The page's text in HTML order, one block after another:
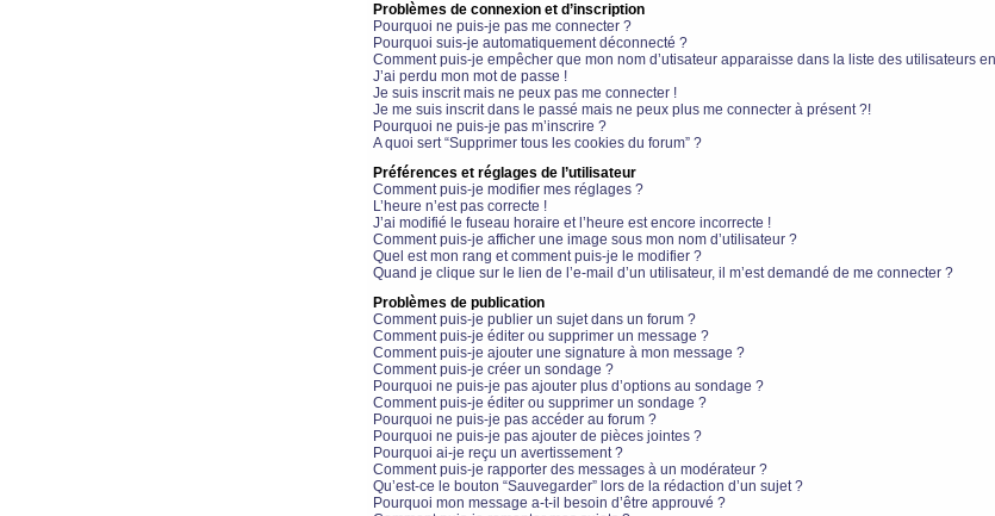
Problèmes de connexion et d’inscription
Pourquoi ne puis-je pas me connecter ?
Pourquoi suis-je automatiquement déconnecté ?
Comment puis-je empêcher que mon nom d’utisateur apparaisse dans la liste des utilisateurs
J’ai perdu mon mot de passe !
Je suis inscrit mais ne peux pas me connecter !
Je me suis inscrit dans le passé mais ne peux plus me connecter à présent ?!
Pourquoi ne puis-je pas m’inscrire ?
A quoi sert “Supprimer tous les cookies du forum” ?
Préférences et réglages de l’utilisateur
Comment puis-je modifier mes réglages ?
L’heure n’est pas correcte !
J’ai modifié le fuseau horaire et l’heure est encore incorrecte !
Comment puis-je afficher une image sous mon nom d’utilisateur ?
Quel est mon rang et comment puis-je le modifier ?
Quand je clique sur le lien de l’e-mail d’un utilisateur, il m’est demandé de me connecter ?
Problèmes de publication
Comment puis-je publier un sujet dans un forum ?
Comment puis-je éditer ou supprimer un message ?
Comment puis-je ajouter une signature à mon message ?
Comment puis-je créer un sondage ?
Pourquoi ne puis-je pas ajouter plus d’options au sondage ?
Comment puis-je éditer ou supprimer un sondage ?
Pourquoi ne puis-je pas accéder au forum ?
Pourquoi ne puis-je pas ajouter de pièces jointes ?
Pourquoi ai-je reçu un avertissement ?
Comment puis-je rapporter des messages à un modérateur ?
Qu’est-ce le bouton “Sauvegarder” lors de la rédaction d’un sujet ?
Pourquoi mon message a-t-il besoin d’être approuvé ?